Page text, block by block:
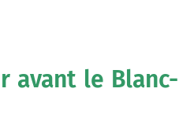
avant le Blanc-